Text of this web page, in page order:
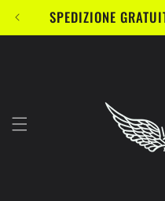
direttamente
SPEDIZIONE